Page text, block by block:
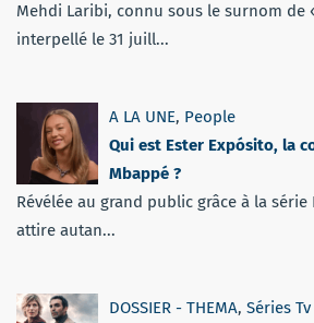
Mehdi Laribi, connu sous le surnom de
interpellé le 31 juill...
A LA UNE, People
Qui est Ester Expósito, la
Mbappé ?
Révélée au grand public grâce à la série
attire autan...
DOSSIER - THEMA, Séries Tv